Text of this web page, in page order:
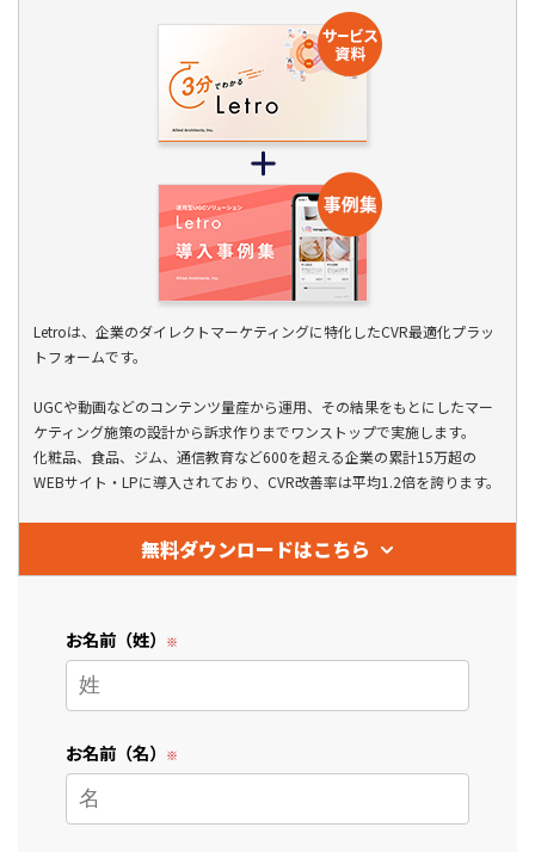
Letroは、企業のダイレクトマーケティングに特化したCVR最適化プラッ
トフォームです。
UGCや動画などのコンテンツ量産から運用、その結果をもとにしたマー
ケティング施策の設計から訴求作りまでワンストップで実施します。
化粧品、食品、ジム、通信教育など600を超える企業の累計15万超の
WEBサイト・LPに導入されており、CVR改善率は平均1.2倍を誇ります。
無料ダウンロードはこちら
お名前（姓）
お名前（名）